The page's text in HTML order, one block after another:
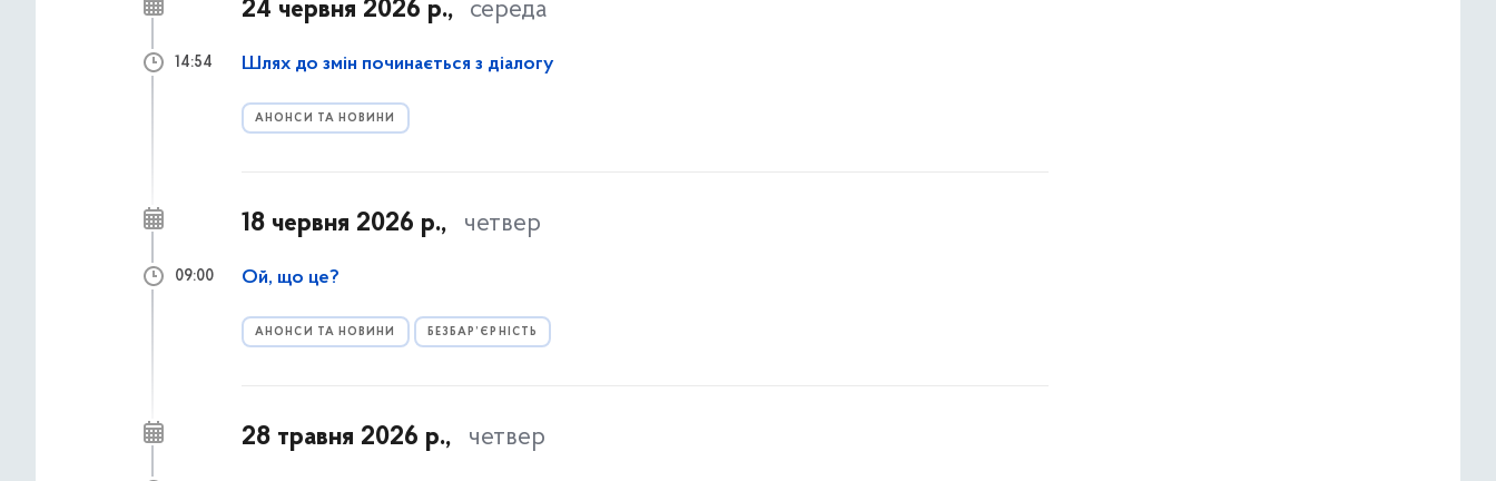
24 червня 2026 р., середа
Шлях до змін починається з діалогу
АНОНСИ ТА НОВИНИ
14:54
18 червня 2026 р., четвер
Ой, що це?
АНОНСИ ТА НОВИНИ БЕЗБАР’ЄРНІСТЬ
09:00
28 травня 2026 р., четвер